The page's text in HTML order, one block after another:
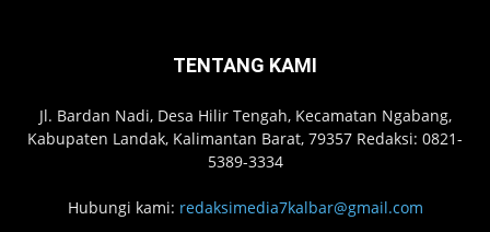
TENTANG KAMI
Jl. Bardan Nadi, Desa Hilir Tengah, Kecamatan Ngabang,
Kabupaten Landak, Kalimantan Barat, 79357 Redaksi: 0821-
5389-3334
Hubungi kami: redaksimedia7kalbar@gmail.com